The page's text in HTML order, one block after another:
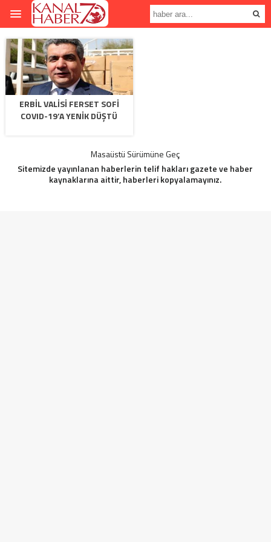
ERBIL VALISI FERSET SOFI
COVID-19’A YENIK DÜŞTÜ
Masaüstü Sürümüne Geç
Sitemizde yayınlanan haberlerin telif hakları gazete ve haber
kaynaklarına aittir, haberleri kopyalamayınız.